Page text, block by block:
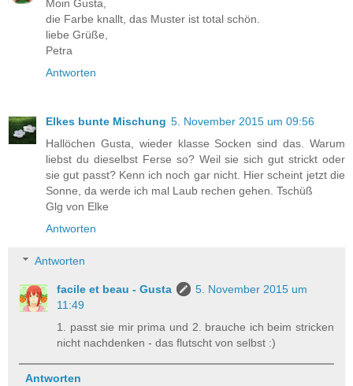
Moin Gusta,
die Farbe knallt, das Muster ist total schön.
liebe Grüße,
Petra
Antworten
Elkes bunte Mischung 5. November 2015 um 09:56
Hallöchen Gusta, wieder klasse Socken sind das. Warum
liebst du dieselbst Ferse so? Weil sie sich gut strickt oder
sie gut passt? Kenn ich noch gar nicht. Hier scheint jetzt die
Sonne, da werde ich mal Laub rechen gehen. Tschüß
Glg von Elke
Antworten
Antworten
facile et beau - Gusta
5. November 2015 um
11:49
1. passt sie mir prima und 2. brauche ich beim stricken
nicht nachdenken - das flutscht von selbst :)
Antworten